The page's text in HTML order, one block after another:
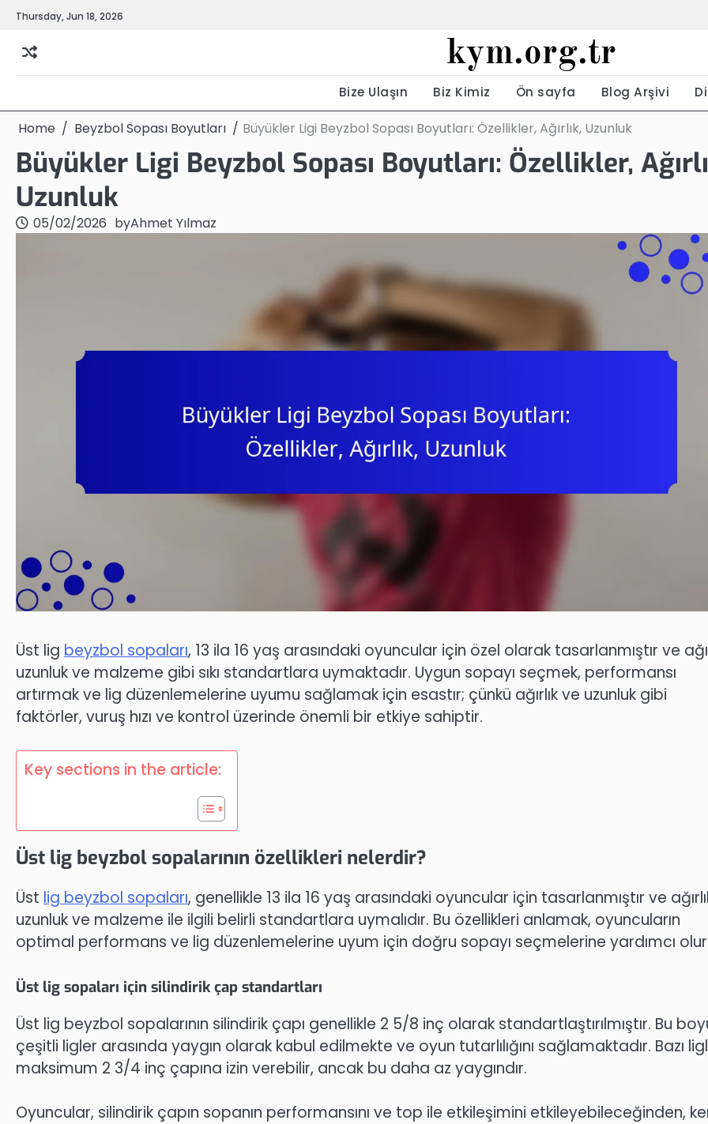
Skip
content
Thursday, Jun 18, 2026
kym.org.tr
Bize Ulaşın Biz Kimiz Ön sayfa Blog Arşivi
Home Beyzbol Sopası Boyutları Büyükler Ligi Beyzbol Sopası Boyutları: Özellikler, Ağırlık, Uzunluk
Büyükler Ligi Beyzbol Sopası Boyutları: Özellikler,
Uzunluk
05/02/2026 byAhmet Yılmaz
Üst lig beyzbol sopaları, 13 ila 16 yaş arasındaki oyuncular için özel olarak tasarlanmıştır ve
uzunluk ve malzeme gibi sıkı standartlara uymaktadır. Uygun sopayı seçmek, performansı
artırmak ve lig düzenlemelerine uyumu sağlamak için esastır; çünkü ağırlık ve uzunluk gibi
faktörler, vuruş hızı ve kontrol üzerinde önemli bir etkiye sahiptir.
Key sections in the article:
Üst lig beyzbol sopalarının özellikleri nelerdir?
Üst lig beyzbol sopaları, genellikle 13 ila 16 yaş arasındaki oyuncular için tasarlanmıştır ve
uzunluk ve malzeme ile ilgili belirli standartlara uymalıdır. Bu özellikleri anlamak, oyuncuların
optimal performans ve lig düzenlemelerine uyum için doğru sopayı seçmelerine yardımcı
Üst lig sopaları için silindirik çap standartları
Üst lig beyzbol sopalarının silindirik çapı genellikle 2 5/8 inç olarak standartlaştırılmıştır. Bu
çeşitli ligler arasında yaygın olarak kabul edilmekte ve oyun tutarlılığını sağlamaktadır. Bazı
maksimum 2 3/4 inç çapına izin verebilir, ancak bu daha az yaygındır.
Oyuncular, silindirik çapın sopanın performansını ve top ile etkileşimini etkileyebileceğinden,